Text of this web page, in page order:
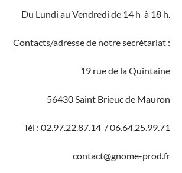
Du Lundi au Vendredi de 14 h à 18 h.
Contacts/adresse de notre secrétariat :
19 rue de la Quintaine
56430 Saint Brieuc de Mauron
Tél : 02.97.22.87.14 / 06.64.25.99.71
contact@gnome-prod.fr